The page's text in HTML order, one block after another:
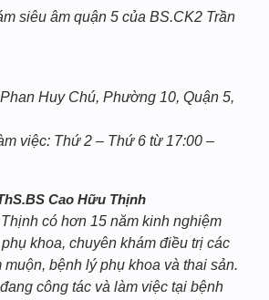
siêu âm quận 5 của BS.CK2 Trần
Huy Chú, Phường 10, Quận 5,
việc: Thứ 2 – Thứ 6 từ 17:00 –
Cao Hữu Thịnh
có hơn 15 năm kinh nghiệm
khoa, chuyên khám điều trị các
bệnh lý phụ khoa và thai sản.
công tác và làm việc tại bệnh